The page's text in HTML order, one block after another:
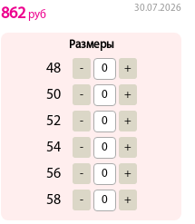
30.07.2026
862руб
Размеры
48 - +
50 - +
52 - +
54 - +
56 - +
58 - +